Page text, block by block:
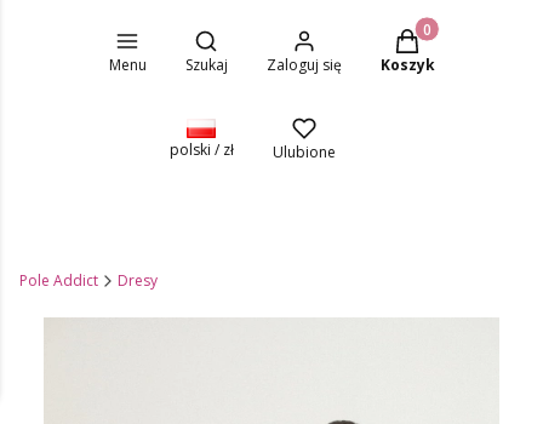
Menu
Otwórz wyszukiwarkę
Szukaj Zaloguj się
Produkty w
Koszyk
polski / zł Ulubione
Pole Addict Dresy